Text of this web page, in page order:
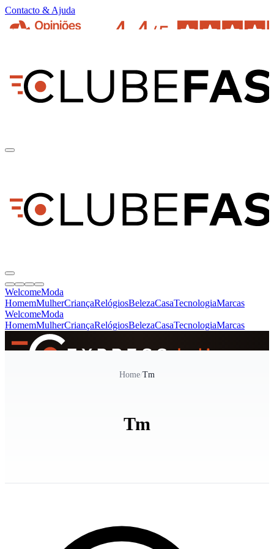
Contacto & Ajuda
WelcomeModa
HomemMulherCriançaRelógiosBelezaCasaTecnologiaMarcas
WelcomeModa
HomemMulherCriançaRelógiosBelezaCasaTecnologiaMarcas
Home/Tm
Tm